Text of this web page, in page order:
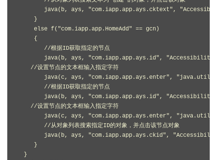
java(b, ays, "com.iapp.app.ays.cktext",
     }
     else f("com.iapp.app.HomeAdd" == gcn)
     {
        //根据ID获取指定的节点
java(b, ays, "com.iapp.app.ays.id",
    //设置节点的文本框输入指定字符
java(c, ays, "com.iapp.app.ays.enter",
        //根据ID获取指定的节点
java(b, ays, "com.iapp.app.ays.id",
    //设置节点的文本框输入指定字符
java(c, ays, "com.iapp.app.ays.enter",
        //从对象列表搜索指定ID的对象，并点击该节点对象
java(b, ays, "com.iapp.app.ays.ckid",
     }
  }